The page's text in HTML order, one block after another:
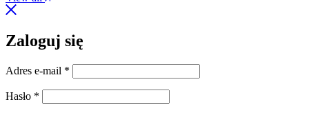
Zaloguj się
Adres e-mail *
Hasło *